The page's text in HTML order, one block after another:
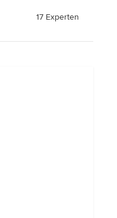
17 Experten